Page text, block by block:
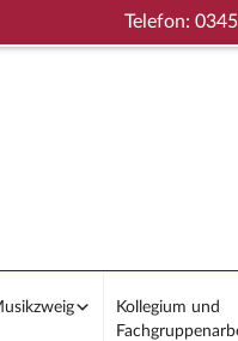
Telefon:
Kollegium und